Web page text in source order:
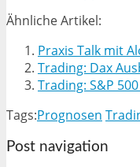
Ähnliche Artikel:
Praxis Talk mit
Trading: Dax
Trading: S&P
Tags:Prognosen
Post navigation